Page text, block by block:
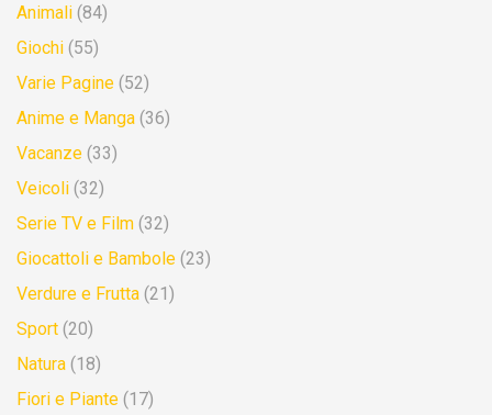
Animali (84)
Giochi (55)
Varie Pagine (52)
Anime e Manga (36)
Vacanze (33)
Veicoli (32)
Serie TV e Film (32)
Giocattoli e Bambole (23)
Verdure e Frutta (21)
Sport (20)
Natura (18)
Fiori e Piante (17)